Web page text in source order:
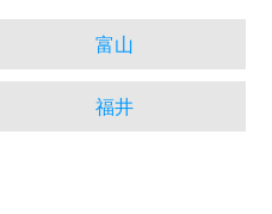
富山
福井